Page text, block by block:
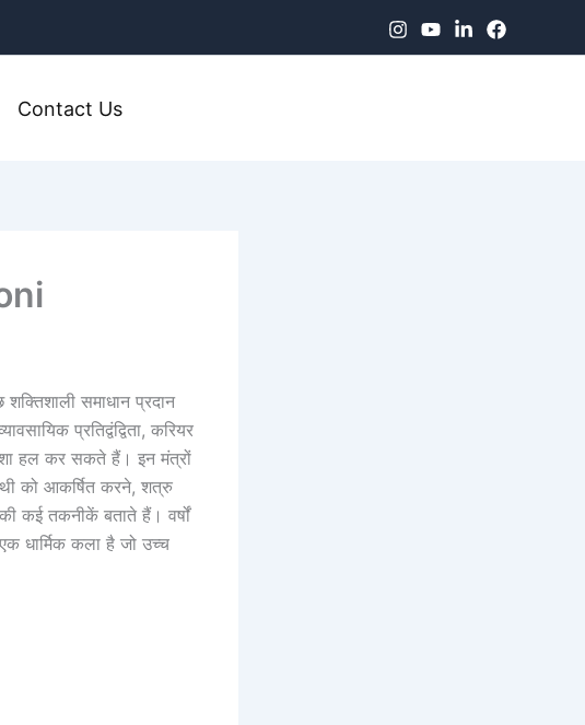
Contact Us
समाधान प्रदान
प्रतिद्वंद्विता, करियर
हल कर सकते हैं। इन मंत्रों
को आकर्षित करने, शत्रु
कई तकनीकें बताते हैं। वर्षों
धार्मिक कला है जो उच्च